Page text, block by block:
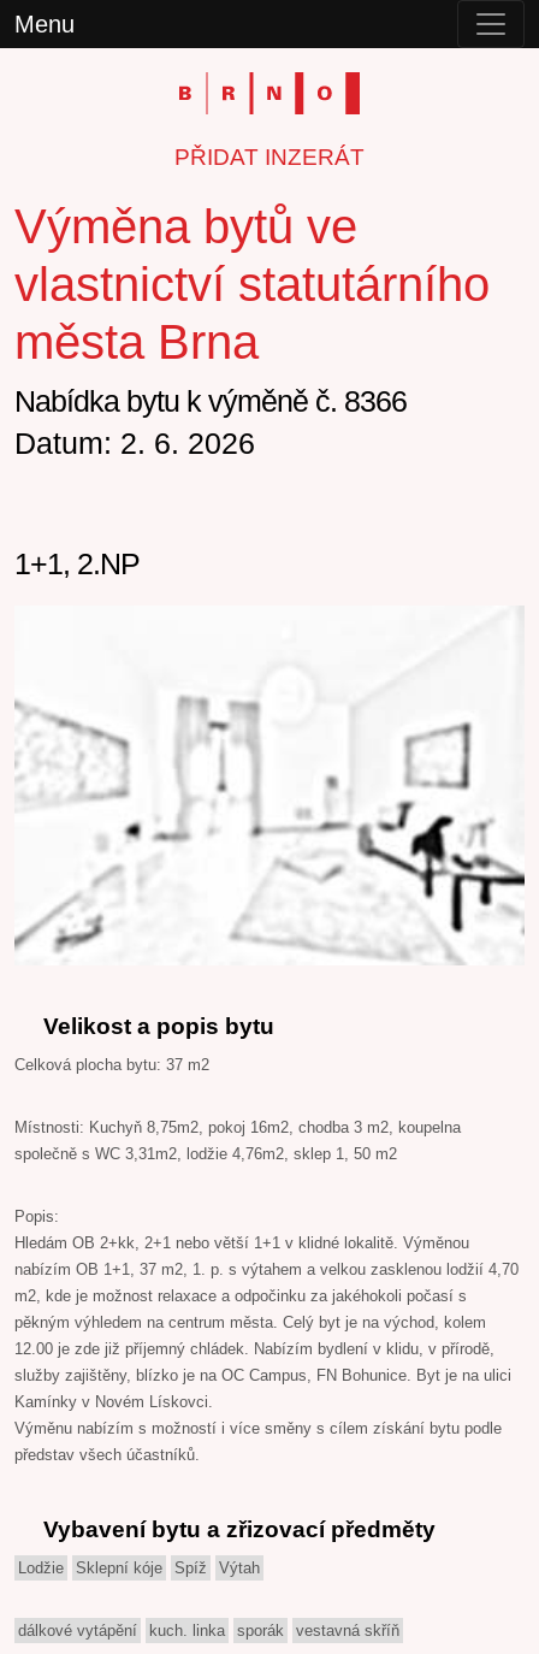
Menu
PŘIDAT INZERÁT
Výměna bytů ve
vlastnictví statutárního
města Brna
Nabídka bytu k výměně č. 8366
Datum: 2. 6. 2026
1+1, 2.NP
Velikost a popis bytu
Celková plocha bytu: 37 m2
Místnosti: Kuchyň 8,75m2, pokoj 16m2, chodba 3 m2, koupelna
společně s WC 3,31m2, lodžie 4,76m2, sklep 1, 50 m2
Popis:
Hledám OB 2+kk, 2+1 nebo větší 1+1 v klidné lokalitě. Výměnou
nabízím OB 1+1, 37 m2, 1. p. s výtahem a velkou zasklenou lodžií 4,70
m2, kde je možnost relaxace a odpočinku za jakéhokoli počasí s
pěkným výhledem na centrum města. Celý byt je na východ, kolem
12.00 je zde již příjemný chládek. Nabízím bydlení v klidu, v přírodě,
služby zajištěny, blízko je na OC Campus, FN Bohunice. Byt je na ulici
Kamínky v Novém Lískovci.
Výměnu nabízím s možností i více směny s cílem získání bytu podle
představ všech účastníků.
Vybavení bytu a zřizovací předměty
Lodžie Sklepní kóje Spíž Výtah
dálkové vytápění kuch. linka sporák vestavná skříň